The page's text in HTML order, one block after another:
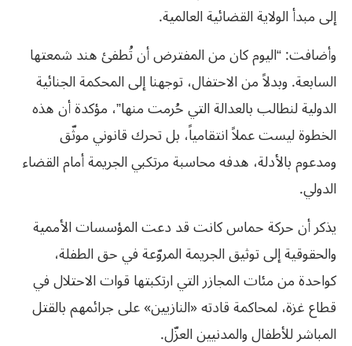
إلى مبدأ الولاية القضائية العالمية.
وأضافت: “اليوم كان من المفترض أن تُطفئ هند شمعتها
السابعة. وبدلاً من الاحتفال، توجهنا إلى المحكمة الجنائية
الدولية لنطالب بالعدالة التي حُرمت منها”، مؤكدة أن هذه
الخطوة ليست عملاً انتقامياً، بل تحرك قانوني موثّق
ومدعوم بالأدلة، هدفه محاسبة مرتكبي الجريمة أمام القضاء
الدولي.
يذكر أن حركة حماس كانت قد دعت المؤسسات الأممية
والحقوقية إلى توثيق الجريمة المروّعة في حق الطفلة،
كواحدة من مئات المجازر التي ارتكبتها قوات الاحتلال في
قطاع غزة، لمحاكمة قادته «النازيين» على جرائمهم بالقتل
المباشر للأطفال والمدنيين العزّل.